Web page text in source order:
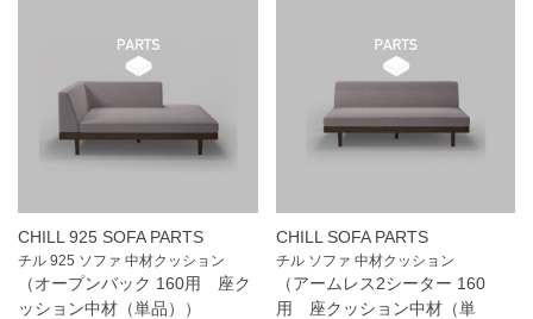
CHILL 925 SOFA PARTS
チル 925 ソファ 中材クッション
（オープンバック 160用 座ク
ッション中材（単品））
CHILL SOFA PARTS
チル ソファ 中材クッション
（アームレス2シーター 160
用 座クッション中材（単